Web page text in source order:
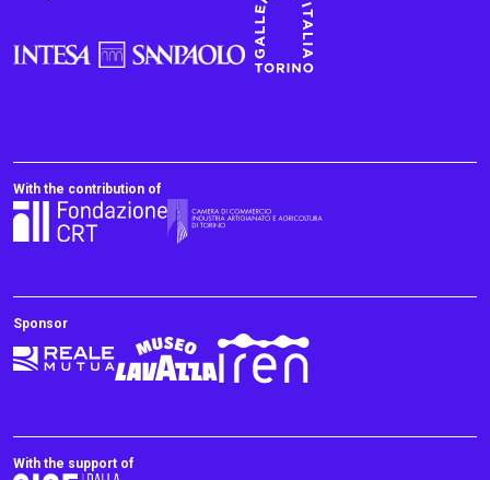
With the contribution of
Sponsor
With the support of